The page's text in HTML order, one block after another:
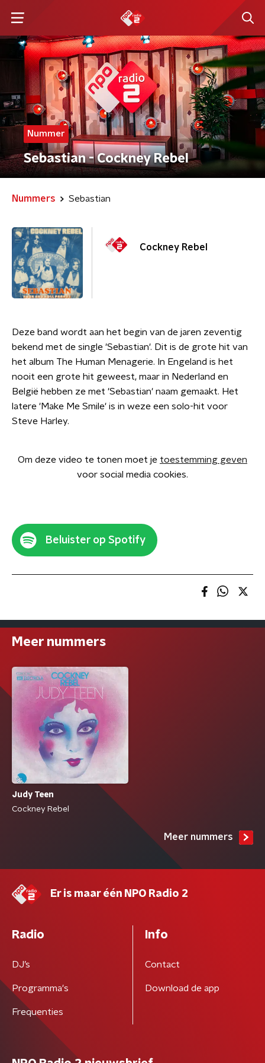
Nummer
Sebastian - Cockney Rebel
Nummers Sebastian
Cockney Rebel
Deze band wordt aan het begin van de jaren zeventig
bekend met de single 'Sebastian'. Dit is de grote hit van
het album The Human Menagerie. In Engeland is het
nooit een grote hit geweest, maar in Nederland en
België hebben ze met 'Sebastian' naam gemaakt. Het
latere 'Make Me Smile' is in weze een solo-hit voor
Steve Harley.
Om deze video te tonen moet je toestemming geven
voor social media cookies.
Beluister op Spotify
Meer nummers
Judy Teen
Cockney Rebel
Meer nummers
Er is maar één NPO Radio 2
Radio
DJ’s
Programma's
Frequenties
Info
Contact
Download de app